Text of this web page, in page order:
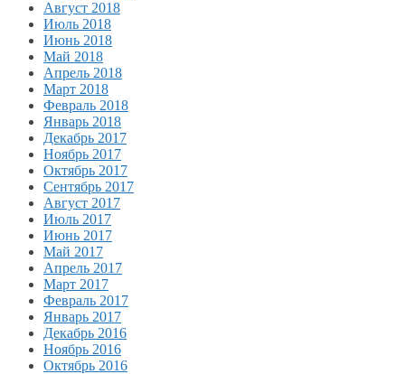
Август 2018
Июль 2018
Июнь 2018
Май 2018
Апрель 2018
Март 2018
Февраль 2018
Январь 2018
Декабрь 2017
Ноябрь 2017
Октябрь 2017
Сентябрь 2017
Август 2017
Июль 2017
Июнь 2017
Май 2017
Апрель 2017
Март 2017
Февраль 2017
Январь 2017
Декабрь 2016
Ноябрь 2016
Октябрь 2016